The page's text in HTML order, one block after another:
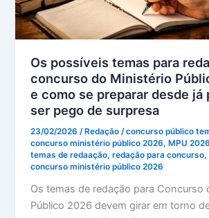
Os possíveis temas para
concurso do Ministério
e como se preparar desde já
ser pego de surpresa
23/02/2026 /Redação /concurso público
concurso ministério público 2026,MPU 2026
temas de redaação,redação para concurso,
concurso ministério público 2026
Os temas de redação para Concurso
Público 2026 devem girar em torno